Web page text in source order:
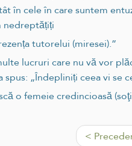
în cele în care suntem
nedreptățiți
tutorelui (miresei).”
lucruri care nu vă vor
spus: „Îndepliniți ceea vi
o femeie credincioasă
<